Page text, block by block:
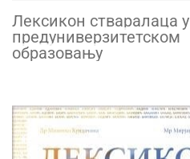
Лексикон стваралаца у
предуниверзитетском
образовању